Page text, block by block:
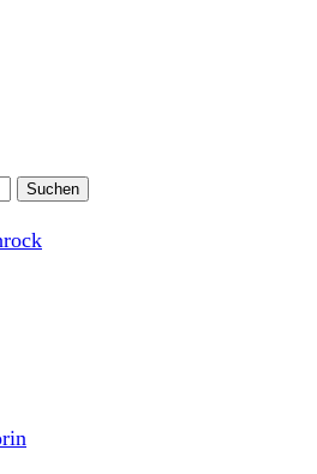
Schönrock